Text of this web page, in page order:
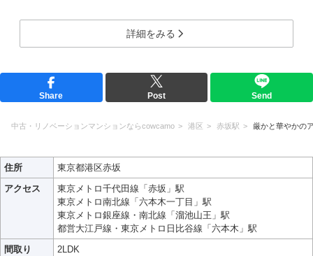
詳細をみる
Share Post Send
中古・リノベーションマンションならcowcamo 港区 赤坂駅 厳かと華やかの
住所
東京都港区赤坂
アクセス
東京メトロ千代田線「赤坂」駅
東京メトロ南北線「六本木一丁目」駅
東京メトロ銀座線・南北線「溜池山王」駅
都営大江戸線・東京メトロ日比谷線「六本木」駅
間取り
2LDK